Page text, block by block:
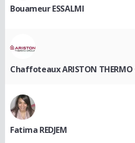
Bouameur ESSALMI
Chaffoteaux ARISTON THERMO
Fatima REDJEM